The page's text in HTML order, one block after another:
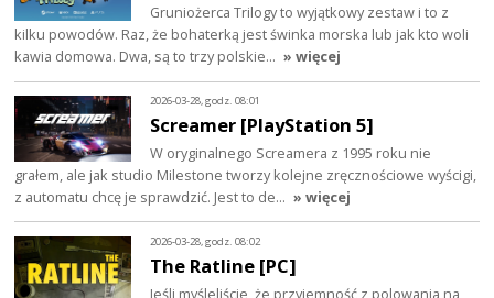
Gruniożerca Trilogy to wyjątkowy zestaw i to z
kilku powodów. Raz, że bohaterką jest świnka morska lub jak kto woli
kawia domowa. Dwa, są to trzy polskie… » więcej
2026-03-28, godz. 08:01
Screamer [PlayStation 5]
W oryginalnego Screamera z 1995 roku nie
grałem, ale jak studio Milestone tworzy kolejne zręcznościowe wyścigi,
z automatu chcę je sprawdzić. Jest to de… » więcej
2026-03-28, godz. 08:02
The Ratline [PC]
Jeśli myśleliście, że przyjemność z polowania na